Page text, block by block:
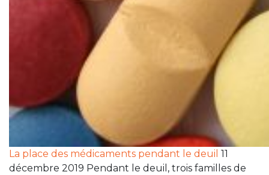
La place des médicaments pendant le deuil 11
décembre 2019 Pendant le deuil, trois familles de